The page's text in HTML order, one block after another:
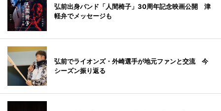
弘前出身バンド「人間椅子」30周年記念映画公開 津
軽弁でメッセージも
弘前でライオンズ・外崎選手が地元ファンと交流 今
シーズン振り返る